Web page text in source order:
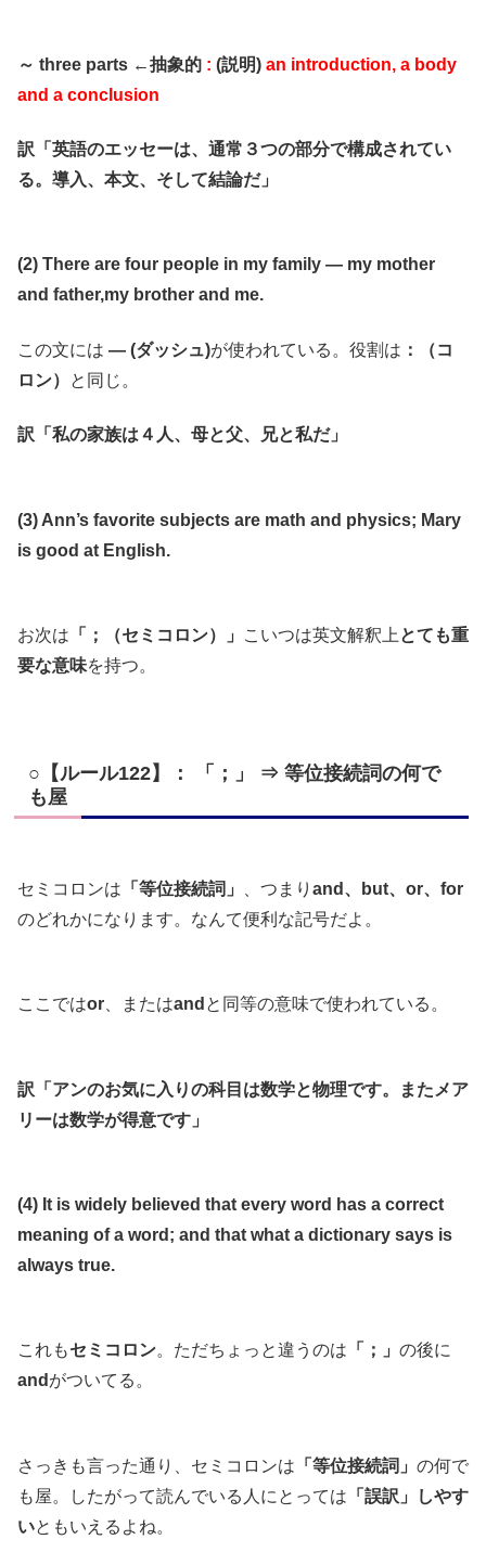
～ three parts ←抽象的 : (説明) an introduction, a body
and a conclusion
訳「英語のエッセーは、通常３つの部分で構成されてい
る。導入、本文、そして結論だ」
(2) There are four people in my family ― my mother
and father,my brother and me.
この文には ― (ダッシュ)が使われている。役割は ：（コ
ロン）
と同じ。
訳「私の家族は４人、母と父、兄と私だ」
(3) Ann’s favorite subjects are math and physics; Mary
is good at English.
お次は 「；（セミコロン）」 こいつは英文解釈上 とても重
要な意味を持つ。
○【ルール122】： 「；」 ⇒ 等位接続詞の何で
も屋
セミコロンは 「等位接続詞」 、つまり and、but、or、for
のどれかになります。なんて便利な記号だよ。
ここではor 、またはand と同等の意味で使われている。
訳「アンのお気に入りの科目は数学と物理です。またメア
リーは数学が得意です」
(4) It is widely believed that every word has a correct
meaning of a word; and that what a dictionary says is
always true.
これもセミコロン。ただちょっと違うのは 「；」 の後に
and がついてる。
さっきも言った通り、セミコロンは 「等位接続詞」 の何で
も屋。したがって読んでいる人にとっては 「誤訳」しやす
いともいえるよね。